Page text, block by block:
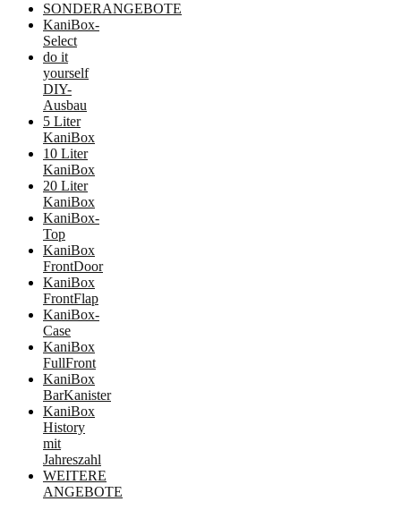
SONDERANGEBOTE
KaniBox-
Select
do it
yourself
DIY-
Ausbau
5 Liter
KaniBox
10 Liter
KaniBox
20 Liter
KaniBox
KaniBox-
Top
KaniBox
FrontDoor
KaniBox
FrontFlap
KaniBox-
Case
KaniBox
FullFront
KaniBox
BarKanister
KaniBox
History
mit
Jahreszahl
WEITERE
ANGEBOTE